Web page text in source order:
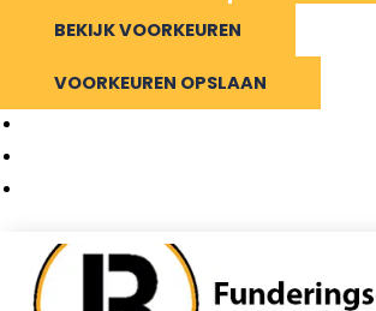
BEKIJK VOORKEUREN
VOORKEUREN OPSLAAN
Ga
inhoud